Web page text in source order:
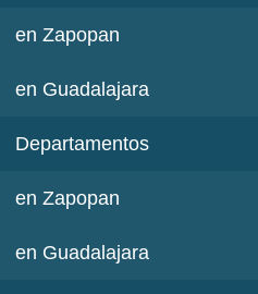
en Zapopan
en Guadalajara
Departamentos
en Zapopan
en Guadalajara